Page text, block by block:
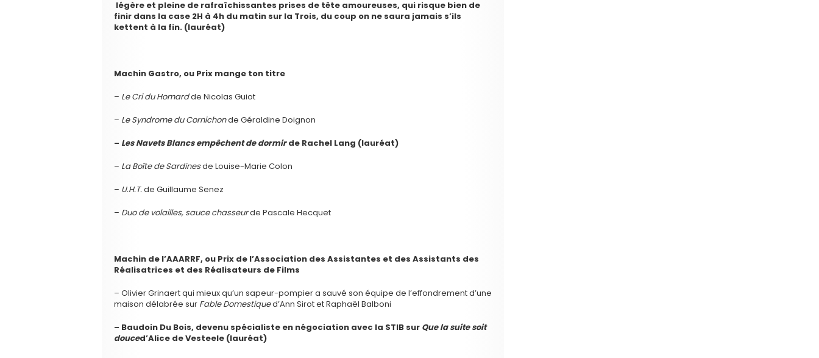
légère et pleine de rafraîchissantes prises de tête amoureuses, qui risque bien de
finir dans la case 2H à 4h du matin sur la Trois, du coup on ne saura jamais s’ils
kettent à la fin. (lauréat)
Machin Gastro, ou Prix mange ton titre
– Le Cri du Homardde Nicolas Guiot
– Le Syndrome du Cornichonde Géraldine Doignon
– Les Navets Blancs empêchent de dormirde Rachel Lang (lauréat)
– La Boîte de Sardinesde Louise-Marie Colon
– U.H.T.de Guillaume Senez
– Duo de volailles, sauce chasseurde Pascale Hecquet
Machin de l’AAARRF, ou Prix de l’Association des Assistantes et des Assistants des
Réalisatrices et des Réalisateurs de Films
– Olivier Grinaert qui mieux qu’un sapeur-pompier a sauvé son équipe de l’effondrement d’une
maison délabrée sur Fable Domestiqued’Ann Sirot et Raphaël Balboni
– Baudoin Du Bois, devenu spécialiste en négociation avec la STIB sur Que la suite soit
douced’Alice de Vesteele (lauréat)